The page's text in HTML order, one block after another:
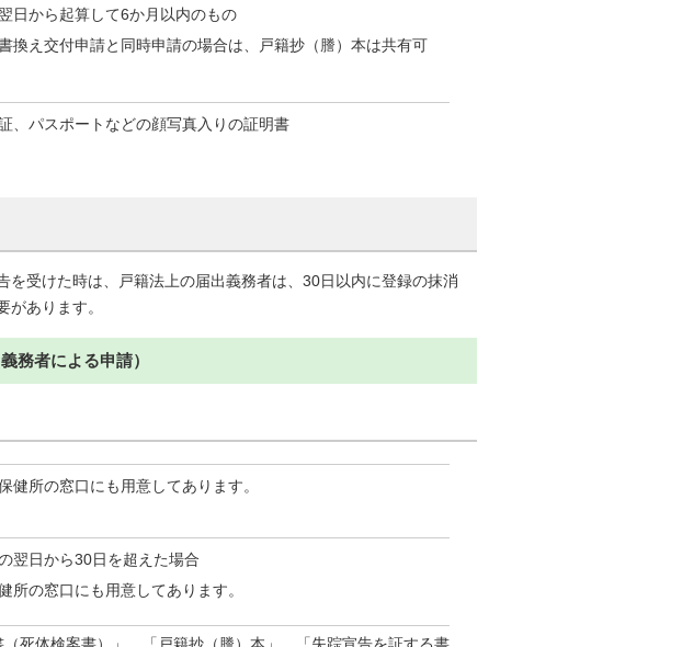
日から起算して6か月以内のもの
換え交付申請と同時申請の場合は、戸籍抄（謄）本は共有可
、パスポートなどの顔写真入りの証明書
を受けた時は、戸籍法上の届出義務者は、30日以内に登録の抹消
があります。
務者による申請）
健所の窓口にも用意してあります。
翌日から30日を超えた場合
所の窓口にも用意してあります。